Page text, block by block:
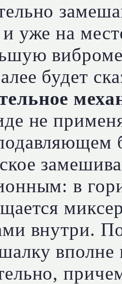
уже на
будет
не
в
внутри.
вполне